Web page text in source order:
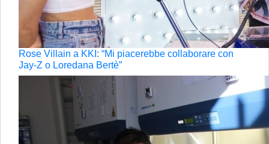
Rose Villain a KKI: “Mi piacerebbe collaborare con
Jay-Z o Loredana Bertè”